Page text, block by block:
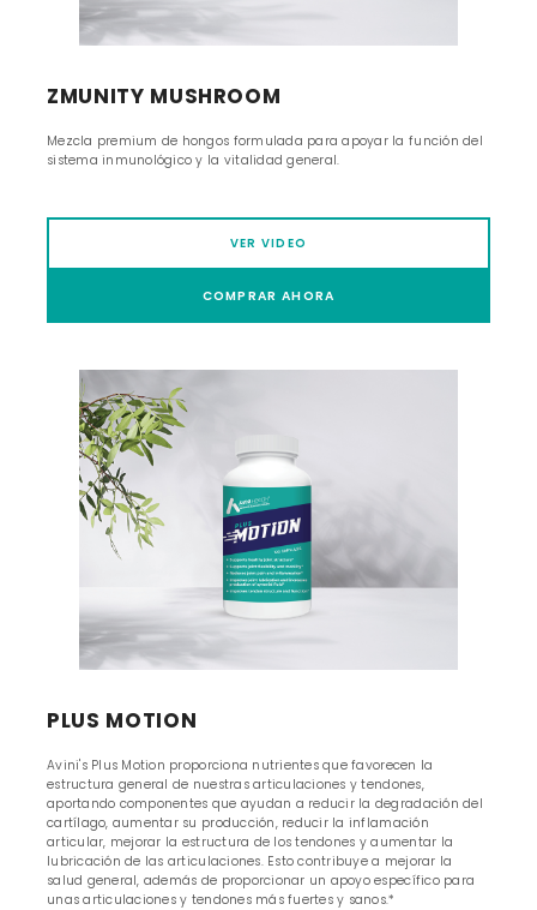
ZMUNITY MUSHROOM
Mezcla premium de hongos formulada para apoyar la función del
sistema inmunológico y la vitalidad general.
VER VIDEO
COMPRAR AHORA
PLUS MOTION
Avini's Plus Motion proporciona nutrientes que favorecen la
estructura general de nuestras articulaciones y tendones,
aportando componentes que ayudan a reducir la degradación del
cartílago, aumentar su producción, reducir la inflamación
articular, mejorar la estructura de los tendones y aumentar la
lubricación de las articulaciones. Esto contribuye a mejorar la
salud general, además de proporcionar un apoyo específico para
unas articulaciones y tendones más fuertes y sanos.*